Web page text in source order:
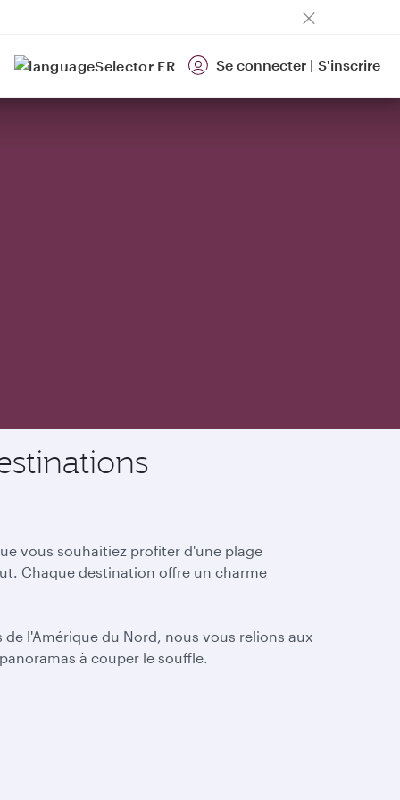
FR Se connecter | S'inscrire
vous souhaitiez profiter d'une plage
Chaque destination offre un charme
l'Amérique du Nord, nous vous relions aux
à couper le souffle.